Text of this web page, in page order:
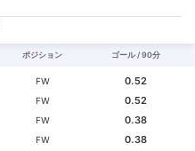
ポジション ゴール / 90分
FW
0.52
FW
0.52
FW
0.38
FW
0.38